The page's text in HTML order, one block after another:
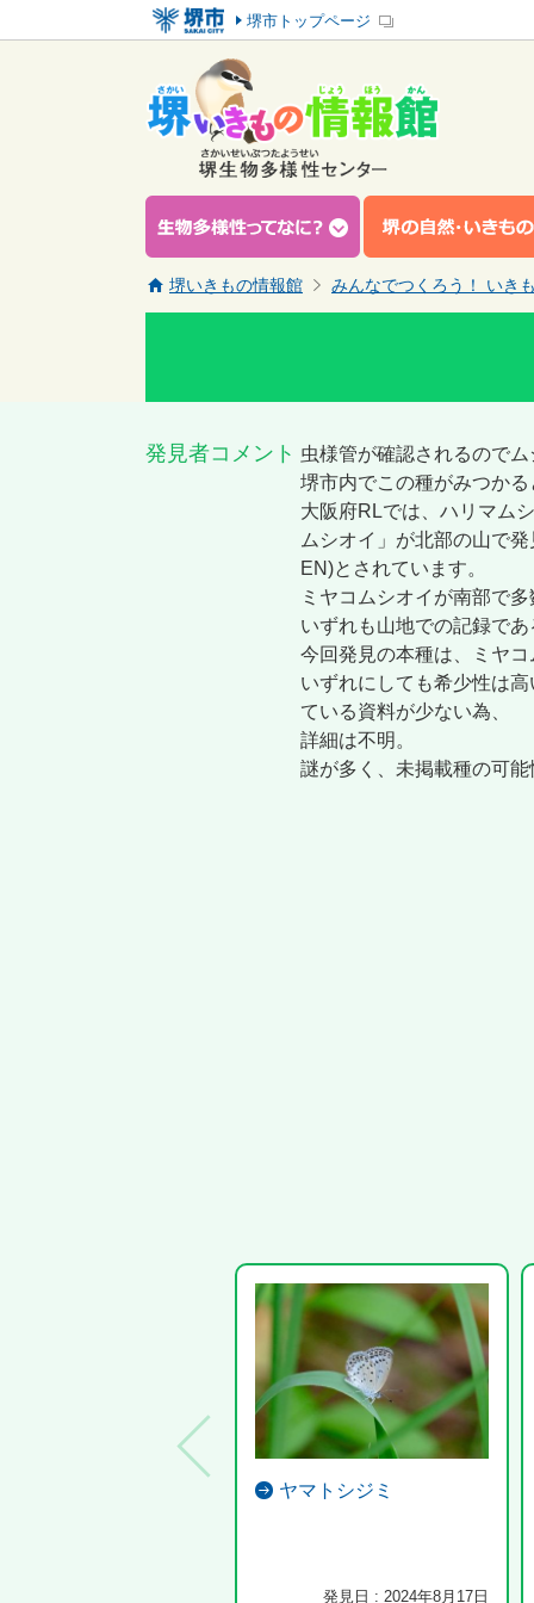
堺市トップページ
堺いきもの情報館 みんなでつくろう！ いき
発見者コメント 虫様管が確認されるので
堺市内でこの種がみつか
大阪府RLでは、ハリマム
ムシオイ」が北部の山で
EN)とされています。
ミヤコムシオイが南部で
いずれも山地での記録であ
今回発見の本種は、ミヤ
いずれにしても希少性は
ている資料が少ない為、
詳細は不明。
謎が多く、未掲載種の可
ヤマトシジミ
発見日 : 2024年8月17日